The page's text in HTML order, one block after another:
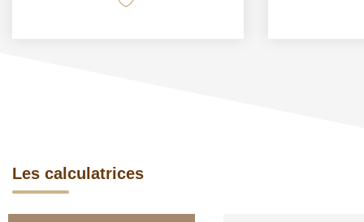
Les calculatrices